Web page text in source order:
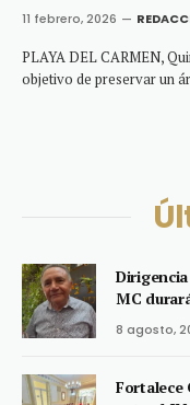
11 febrero, 2026
PLAYA DEL CARMEN,
objetivo de preservar un
MC
8 agosto,
Fortalece